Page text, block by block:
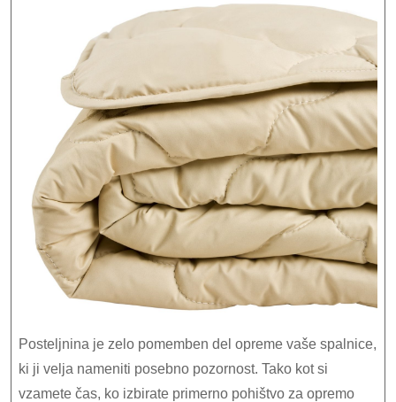
na
v
vaši
spalnici
Posteljnina je zelo pomemben del opreme vaše spalnice,
ki ji velja nameniti posebno pozornost. Tako kot si
vzamete čas, ko izbirate primerno pohištvo za opremo